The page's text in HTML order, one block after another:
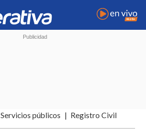
Servicios públicos Registro Civil